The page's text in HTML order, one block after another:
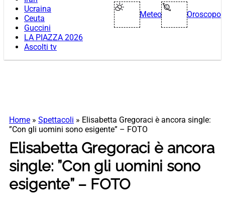
Ucraina
Ceuta
Guccini
LA PIAZZA 2026
Ascolti tv
Meteo Oroscopo
Home » Spettacoli » Elisabetta Gregoraci è ancora single:
”Con gli uomini sono esigente” – FOTO
Elisabetta Gregoraci è ancora
single: ”Con gli uomini sono
esigente” – FOTO